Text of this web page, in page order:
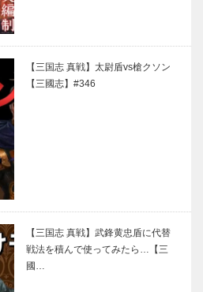
【三国志 真戦】太尉盾vs槍クソン
【三國志】#346
【三国志 真戦】武鋒黄忠盾に代替
戦法を積んで使ってみたら…【三
國…